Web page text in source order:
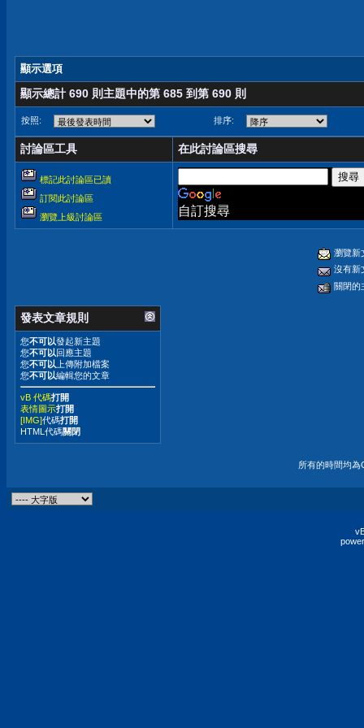
顯示選項
顯示總計 690 則主題中的第 685 到第 690 則
按照: 排序:
討論區工具 在此討論區搜尋
標記此討論區已讀
訂閱此討論區
瀏覽上級討論區
自訂搜尋
瀏覽新
沒有新
關閉的
發表文章規則
您不可以發起新主題
您不可以回應主題
您不可以 上傳附加檔案
您不可以編輯您的文章
vB 代碼打開
表情圖示打開
[IMG]代碼打開
HTML代碼關閉
所有的時間均為